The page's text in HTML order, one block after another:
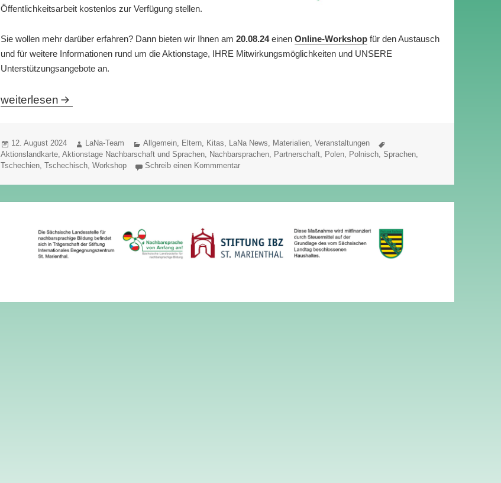
Öffentlichkeitsarbeit kostenlos zur Verfügung stellen.
Sie wollen mehr darüber erfahren? Dann bieten wir Ihnen am20.08.24einenOnline-Workshop für den Austausch
und für weitere Informationen rund um die Aktionstage, IHRE Mitwirkungsmöglichkeiten und UNSERE
Unterstützungsangebote an.
Abenteuer Nachbarschaft…
weiterlesen
Veröffentlicht
am
12. August 2024 Autor
LaNa-Team Kategorien
Allgemein, Eltern, Kitas LaNa News Materialien, Veranstaltungen
Aktionslandkarte ,Aktionstage Nachbarschaft und Sprachen Nachbarsprachen Partnerschaft Polen Polnisch Sprachen
Tschechien ,Tschechisch ,Workshop Schreib einen Kommmentar